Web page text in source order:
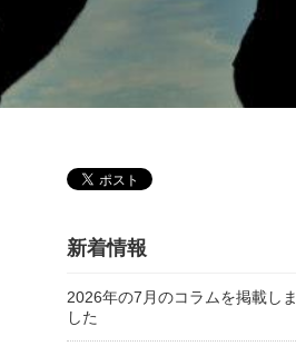
新着情報
2026年の7月のコラムを掲載しま
した